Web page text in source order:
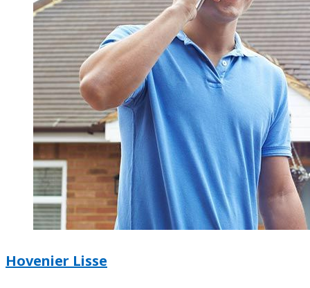
Hovenier Lisse